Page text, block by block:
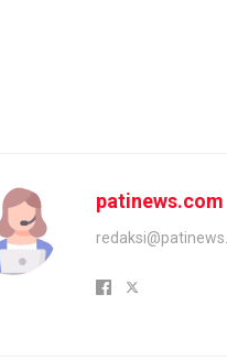
patinews.com